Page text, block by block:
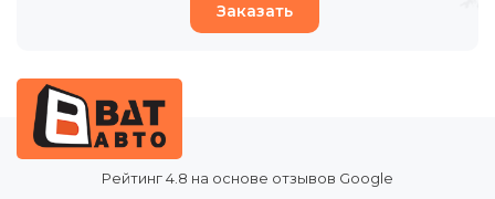
Заказать
Рейтинг4.8 на основе отзывов Google